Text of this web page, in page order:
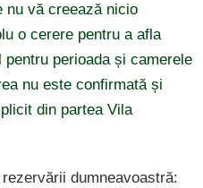
nu vă creează nicio
o cerere pentru a afla
perioada și camerele
nu este confirmată și
din partea Vila
dumneavoastră: